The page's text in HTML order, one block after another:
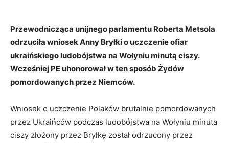
Przewodnicząca unijnego parlamentu Roberta Metsola
odrzuciła wniosek Anny Bryłki o uczczenie ofiar
ukraińskiego ludobójstwa na Wołyniu minutą ciszy.
Wcześniej PE uhonorował w ten sposób Żydów
pomordowanych przez Niemców.
Wniosek o uczczenie Polaków brutalnie pomordowanych
przez Ukraińców podczas ludobójstwa na Wołyniu minutą
ciszy złożony przez Bryłkę został odrzucony przez